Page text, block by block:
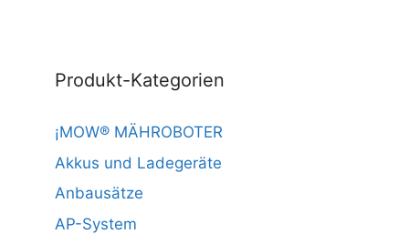
Produkt-Kategorien
¡MOW® MÄHROBOTER
Akkus und Ladegeräte
Anbausätze
AP-System